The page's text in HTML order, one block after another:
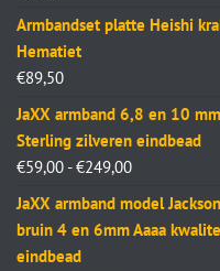
Armbandset platte Heishi
Hematiet
€89,50
JaXX armband 6,8 en 10
Sterling zilveren eindbead
€59,00 - €249,00
JaXX armband model
bruin 4 en 6mm Aaaa
eindbead